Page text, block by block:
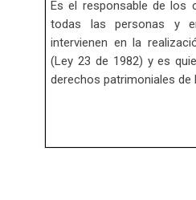
Es el responsable de los
todas las personas y
intervienen en la
(Ley 23 de 1982) y es
derechos patrimoniales de